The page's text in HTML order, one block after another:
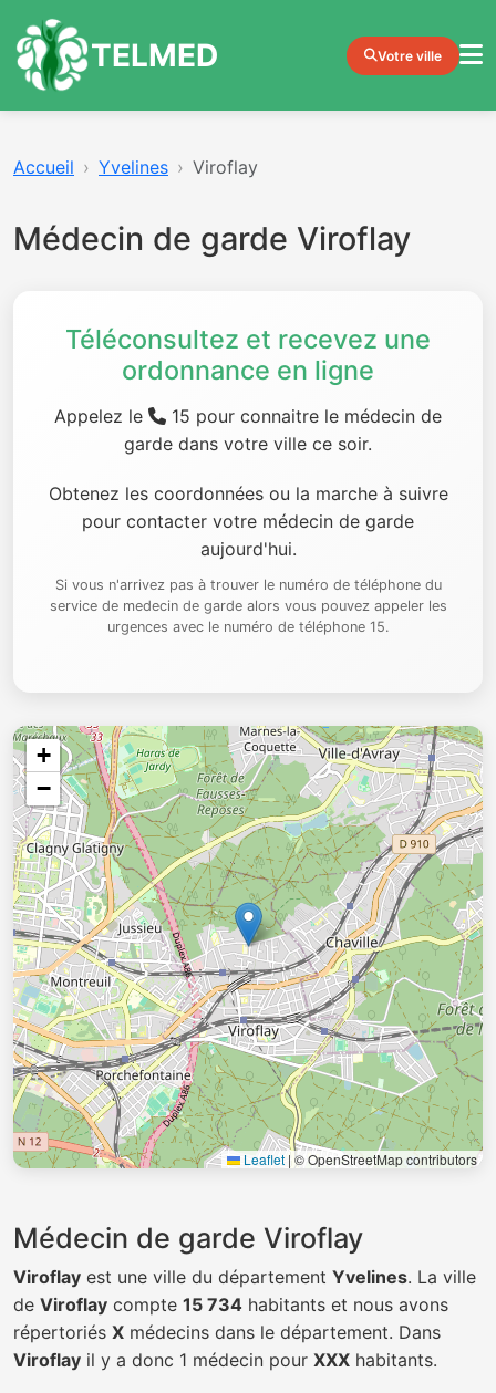
TELMED Votre ville
Accueil Yvelines Viroflay
Médecin de garde Viroflay
Téléconsultez et recevez une
ordonnance en ligne
Appelez le
15 pour connaitre le médecin de
garde dans votre ville ce soir.
Obtenez les coordonnées ou la marche à suivre
pour contacter votre médecin de garde
aujourd'hui.
Si vous n'arrivez pas à trouver le numéro de téléphone du
service de medecin de garde alors vous pouvez appeler les
urgences avec le numéro de téléphone 15.
+
−
Leaflet |© OpenStreetMap contributors
Médecin de garde Viroflay
Viroflay est une ville du département Yvelines. La ville
de Viroflay compte 15 734 habitants et nous avons
répertoriés X médecins dans le département. Dans
Viroflay il y a donc 1 médecin pour XXX habitants.